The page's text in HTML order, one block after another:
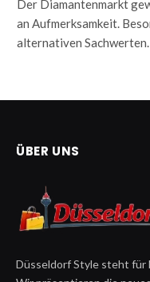
Der Diamantenmarkt
an Aufmerksamkeit.
alternativen
ÜBER UNS
Düsseldorf Style steht für